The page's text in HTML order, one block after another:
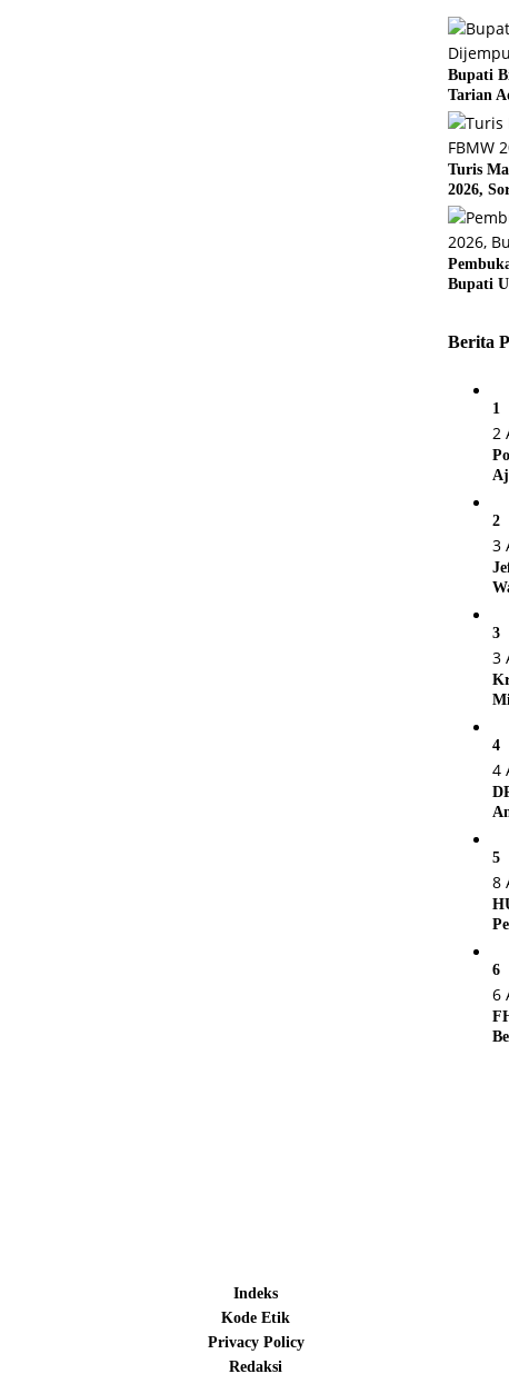
Bupati
Tarian
Turis
2026,
Bupati
Berita
1
2
2
3
3
3
4
4
5
8
6
6
Indeks
Kode Etik
Privacy Policy
Redaksi